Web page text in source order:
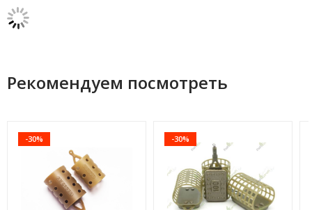
Рекомендуем посмотреть
-30% -30%